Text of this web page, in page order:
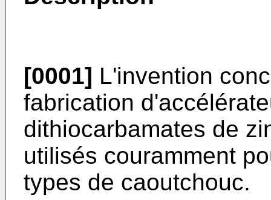
[0001] L'invention
fabrication
dithiocarbamates de
utilisés couramment
types de caoutchouc.